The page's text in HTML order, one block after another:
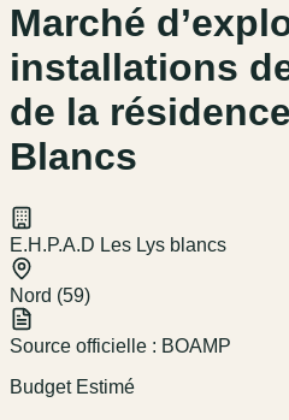
Marché
installations
de la
Blancs
E.H.P.A.D Les Lys blancs
Nord (59)
Source officielle : BOAMP
Budget Estimé